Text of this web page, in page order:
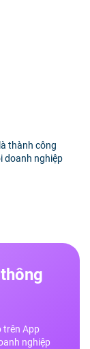
thành công
doanh nghiệp
trên App
nghiệp